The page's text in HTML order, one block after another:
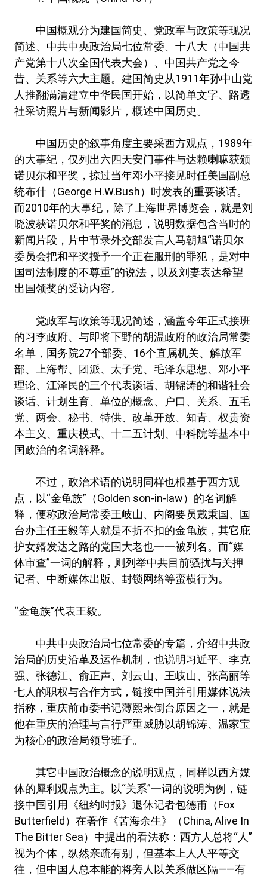
中国概观分为建国简史、党政军与政策等现况
简述、中共中央政治局七位常委、十八大（中国共
产党第十八次全国代表大会）、中国共产党之今
昔、关系等六大主题。建国简史从1911年孙中山党
人推翻满清建立中华民国开始，以简单文字、路透
社采访照片与新闻影片，概述中国历史。
中国历史的叙事角度主要采西方观点，1989年
的大事纪，仅列出六四天安门事件与达赖喇嘛获颁
诺贝尔和平奖，掠过当年邓小平接见时任美国副总
统布什（George H.W.Bush）时发表的重要谈话。
而2010年的大事纪，除了上海世界博览会，就是刘
晓波获诺贝尔和平奖的消息，说明数据包含当时的
新闻片段，片中节录外交部发言人马朝旭“诺贝尔
委员会把和平奖授予一个正在服刑的罪犯，是对中
国司法制度的不尊重”的说法，以及刘妻表达希望
出国领奖的受访内容。
党政军与政策等现况简述，涵盖今年正式接班
的习李政府、与即将下野的胡温政府的政治局常委
名单，国务院27个部委、16个直属机关、解放军
部、上海帮、团派、太子党、毛泽东思想、邓小平
理论、江泽民的三个代表谈话、胡锦涛的和谐社会
谈话、计划生育、单位的概念、户口、关系、五毛
党、两会、秘书、特供、改革开放、知青、权贵资
本主义、重庆模式、十二五计划、中科院等基本中
国政治的名词解释。
不过，政治术语的说明同样也根基于西方观
点，以“金龟族”（Golden son-in-law）的名词解
释，便称政治局常委王岐山、内阁要员戴秉国、国
台办主任王毅等人就是不折不扣的金龟族，其它庇
护女婿发达之路的党国大老也一一被列名。而“媒
体审查”一词的解释，则列举中共目前骚扰与关押
记者、中断媒体出版、封锁网络等蛮横行为。
“金龟族”代表王毅。
中共中央政治局七位常委的专篇，介绍中共政
治局的历史沿革及运作机制，也说明习近平、李克
强、张德江、俞正声、刘云山、王岐山、张高丽等
七人的职权与合作方式，链接中国并引用媒体说法
指称，重庆前市委书记薄熙来倒台原因之一，就是
他在重庆的治理与言行严重威胁以胡锦涛、温家宝
为核心的政治局领导班子。
其它中国政治概念的说明观点，同样以西方媒
体的犀利观点为主。以“关系”一词的说明为例，链
接中国引用《纽约时报》退休记者包德甫（Fox
Butterfield）在著作《苦海余生》（China, Alive In
The Bitter Sea）中提出的看法称：西方人总将“人”
视为个体，纵然亲疏有别，但基本上人人平等交
往，但中国人总本能的将旁人以关系做区隔——有